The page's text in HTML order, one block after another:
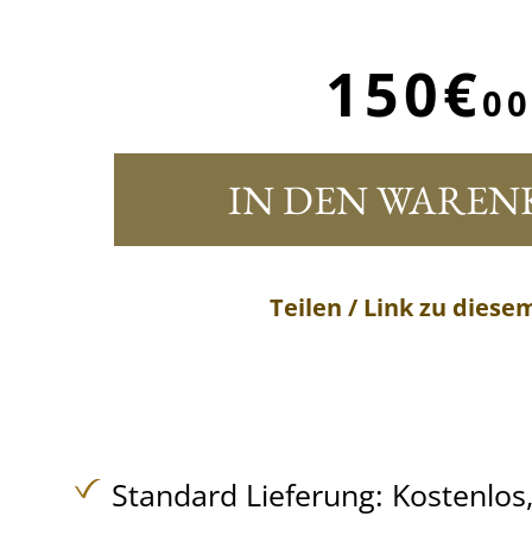
150€00
IN DEN
Teilen / Link zu
Standard Lieferung: